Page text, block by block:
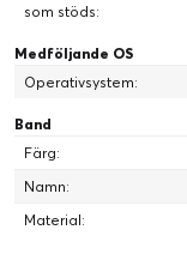
som stöds:
Medföljande OS
Operativsystem:
Band
Färg:
Namn:
Material: